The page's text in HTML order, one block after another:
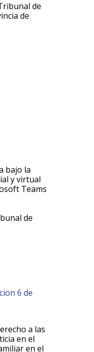
de
de
bajo la
y virtual
Teams
de
6 de
a las
en el
en el